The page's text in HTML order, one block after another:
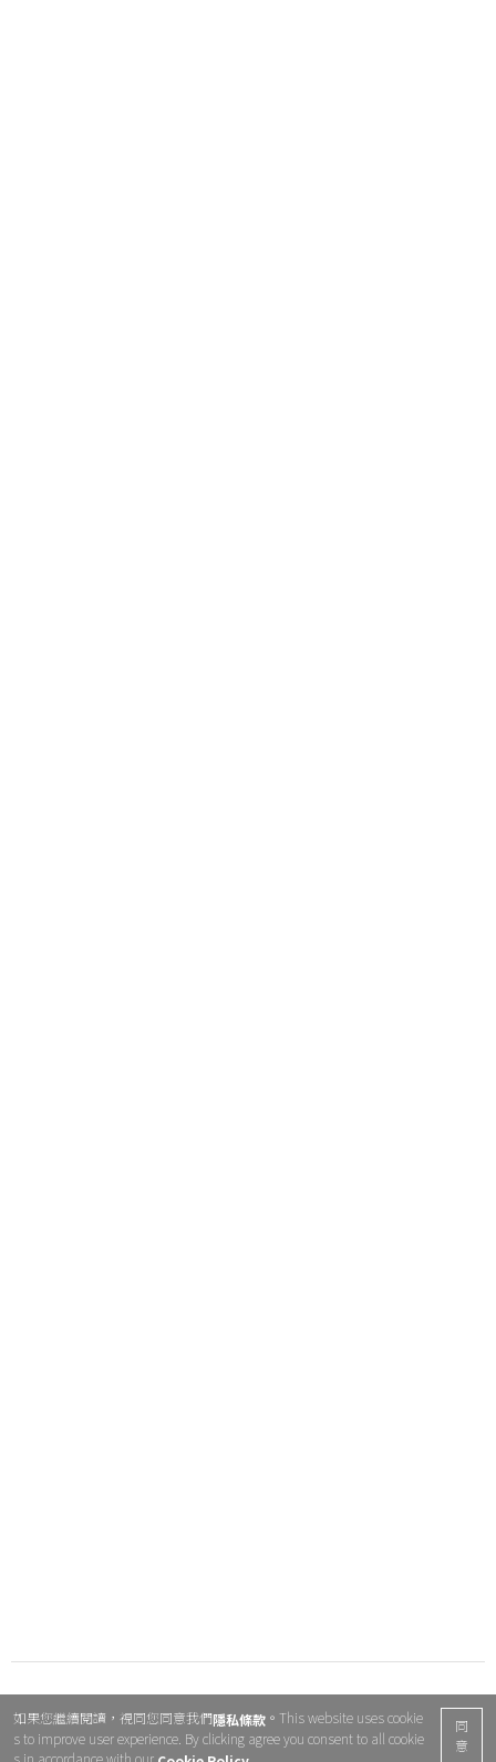
同
意
如果您繼續閱讀，視同您同意我們隱私條款 。This website uses cookie
s to improve user experience. By clicking agree you consent to all cookie